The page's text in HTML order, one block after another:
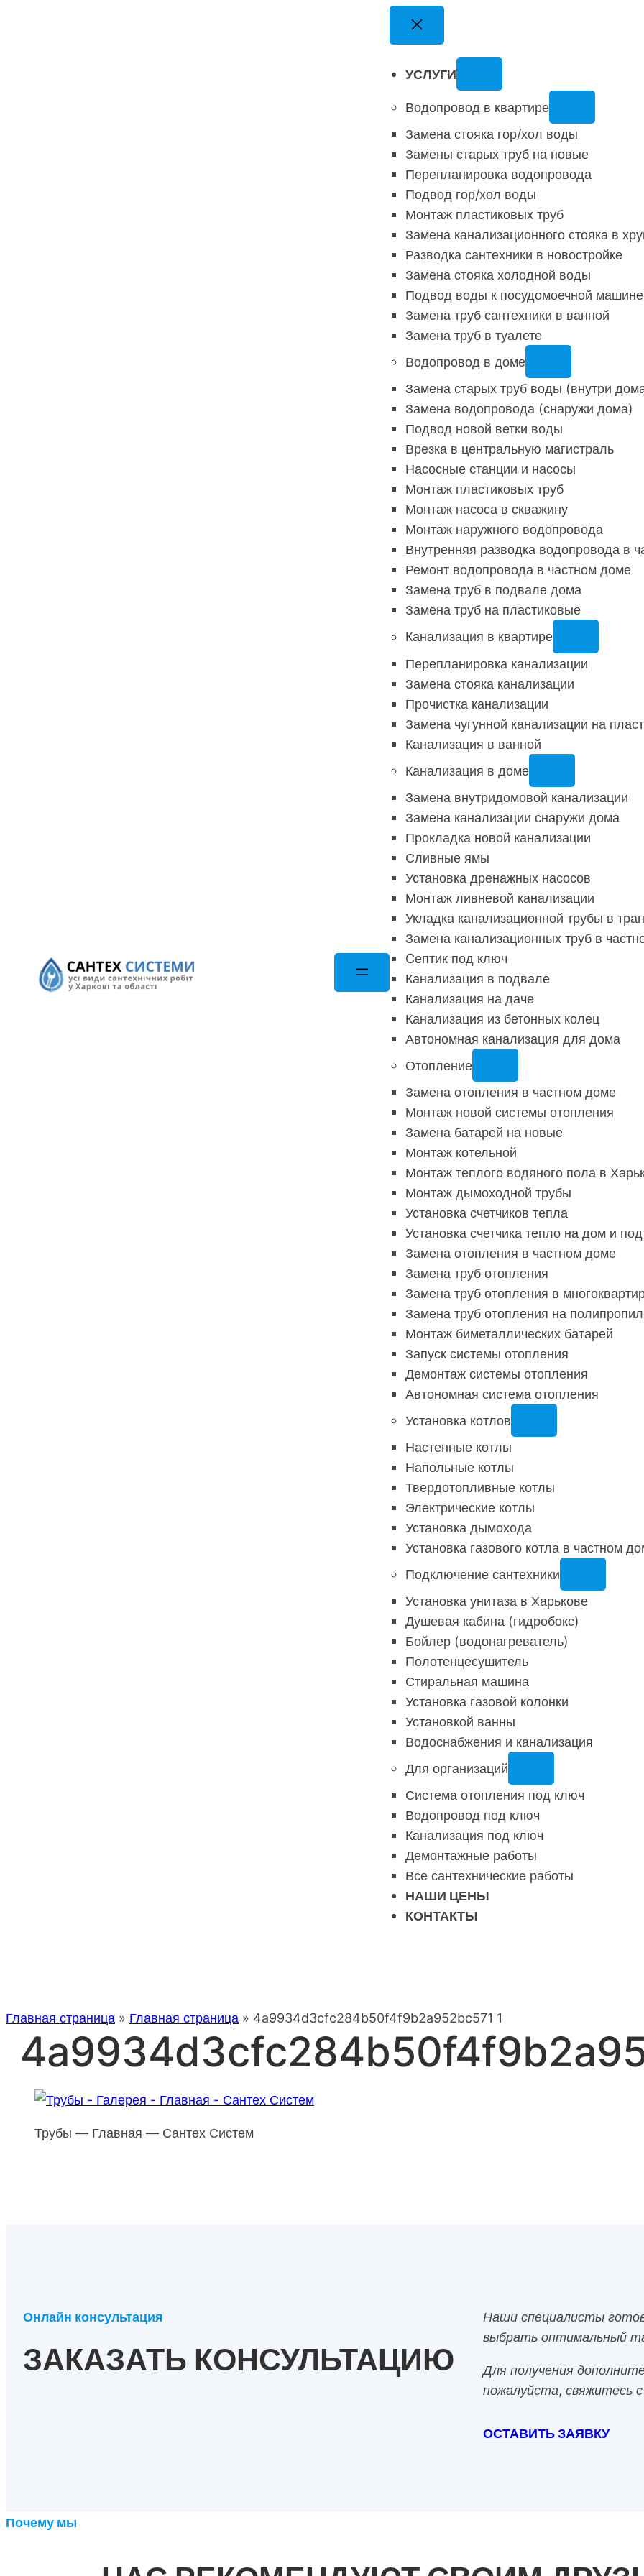
УСЛУГИ
Водопровод в квартире
Замена стояка гор/хол воды
Замены старых труб на новые
Перепланировка водопровода
Подвод гор/хол воды
Монтаж пластиковых труб
Замена канализационного стояка в
Разводка сантехники в новостройке
Замена стояка холодной воды
Подвод воды к посудомоечной машине
Замена труб сантехники в ванной
Замена труб в туалете
Водопровод в доме
Замена старых труб воды (внутри
Замена водопровода (снаружи дома)
Подвод новой ветки воды
Врезка в центральную магистраль
Насосные станции и насосы
Монтаж пластиковых труб
Монтаж насоса в скважину
Монтаж наружного водопровода
Внутренняя разводка водопровода в
Ремонт водопровода в частном доме
Замена труб в подвале дома
Замена труб на пластиковые
Канализация в квартире
Перепланировка канализации
Замена стояка канализации
Прочистка канализации
Замена чугунной канализации на
Канализация в ванной
Канализация в доме
Замена внутридомовой канализации
Замена канализации снаружи дома
Прокладка новой канализации
Сливные ямы
Установка дренажных насосов
Монтаж ливневой канализации
Укладка канализационной трубы в
Замена канализационных труб в
Cептик под ключ
Канализация в подвале
Канализация на даче
Канализация из бетонных колец
Автономная канализация для дома
Отопление
Замена отопления в частном доме
Монтаж новой системы отопления
Замена батарей на новые
Монтаж котельной
Монтаж теплого водяного пола в
Монтаж дымоходной трубы
Установка счетчиков тепла
Установка счетчика тепло на дом и
Замена отопления в частном доме
Замена труб отопления
Замена труб отопления в
Замена труб отопления на
Монтаж биметаллических батарей
Запуск системы отопления
Демонтаж системы отопления
Автономная система отопления
Установка котлов
Настенные котлы
Напольные котлы
Твердотопливные котлы
Электрические котлы
Установка дымохода
Установка газового котла в частном
Подключение сантехники
Установка унитаза в Харькове
Душевая кабина (гидробокс)
Бойлер (водонагреватель)
Полотенцесушитель
Стиральная машина
Установка газовой колонки
Установкой ванны
Водоснабжения и канализация
Для организаций
Система отопления под ключ
Водопровод под ключ
Канализация под ключ
Демонтажные работы
Все сантехнические работы
НАШИ ЦЕНЫ
КОНТАКТЫ
Главная страница » Главная страница » 4a9934d3cfc284b50f4f9b2a952bc571 1
Трубы — Главная — Сантех Систем
Онлайн консультация
ЗАКАЗАТЬ КОНСУЛЬТАЦИЮ
Наши специалисты
выбрать оптимальный
Для получения
пожалуйста, свяжитесь
ОСТАВИТЬ ЗАЯВКУ
Почему мы